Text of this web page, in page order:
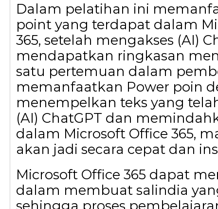
Dalam pelatihan ini
point yang terdapat dalam
365, setelah mengakses (AI)
mendapatkan ringkasan
satu pertemuan dalam
memanfaatkan Power poin
menempelkan teks yang
(AI) ChatGPT dan
dalam Microsoft Office 365,
akan jadi secara cepat dan
Microsoft Office 365 dapat
dalam membuat salindia
sehingga proses